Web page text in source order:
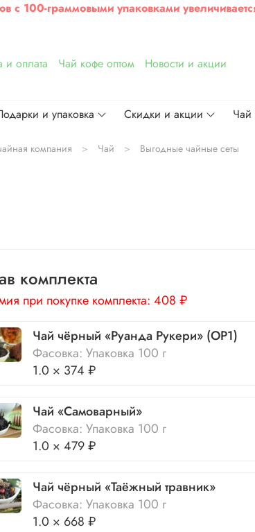
с 100-граммовыми упаковками
и оплата Чай кофе оптом Новости и акции
и упаковка Скидки и акции Чай
компания Чай Выгодные чайные сеты
комплекта
при покупке комплекта: 408 ₽
Чай чёрный «Руанда Рукери» (OP1)
Фасовка: Упаковка 100 г
1.0 × 374 ₽
Чай «Самоварный»
Фасовка: Упаковка 100 г
1.0 × 479 ₽
Чай чёрный «Таёжный травник»
Фасовка: Упаковка 100 г
1.0 × 668 ₽